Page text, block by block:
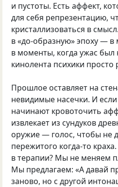
и пустоты. Есть аффект,
для себя репрезентацию,
кристаллизоваться в
в «до-образную» эпоху — в
в моменты, когда ужас был
кинолента психики просто
Прошлое оставляет на
невидимые насечки. И
начинают кровоточить
извлекает из сундуков
оружие — голос, чтобы не
пережитого когда-то
в терапии? Мы не меняем
Мы предлагаем: «А давай
заново, но с другой